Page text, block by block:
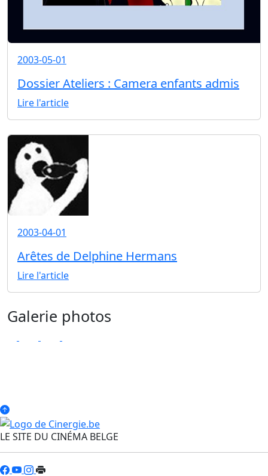
2003-05-01
Dossier Ateliers : Camera enfants admis
Lire l'article
2003-04-01
Arêtes de Delphine Hermans
Lire l'article
Galerie photos
LE SITE DU CINÉMA BELGE